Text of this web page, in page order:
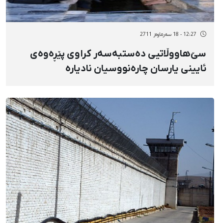
12:27 - 18 سەرماوەز 2711
سێ‌هاووڵاتیی دەستبەسەر كراوی پێڕەوەی
ئایینی یارسان چارەنووسیان نادیارە